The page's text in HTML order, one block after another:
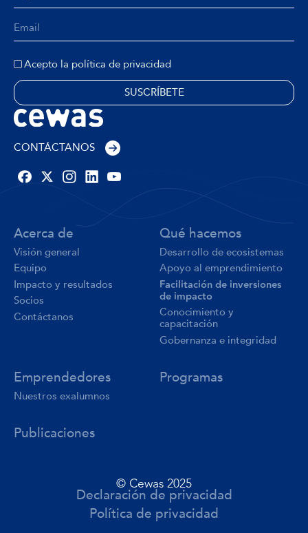
Acepto la política de privacidad
CONTÁCTANOS
Acerca de
Visión general
Equipo
Impacto y resultados
Socios
Contáctanos
Qué hacemos
Desarrollo de ecosistemas
Apoyo al emprendimiento
Facilitación de inversiones
de impacto
Conocimiento y
capacitación
Gobernanza e integridad
Emprendedores
Nuestros exalumnos
Programas
Publicaciones
© Cewas 2025
Declaración de privacidad
Política de privacidad